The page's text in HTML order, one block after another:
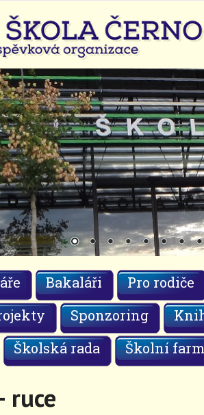
Bakaláři Pro rodiče
Sponzoring
Školská rada Školní
ruce